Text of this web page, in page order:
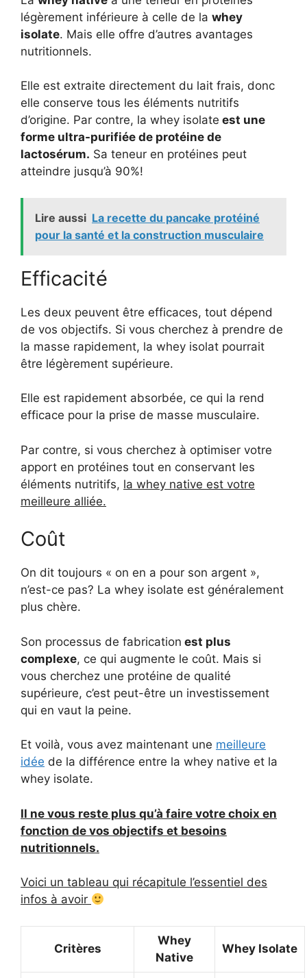
légèrement inférieure à celle de la whey
isolate. Mais elle offre d’autres avantages
nutritionnels.
Elle est extraite directement du lait frais, donc
elle conserve tous les éléments nutritifs
d’origine. Par contre, la whey isolate est une
forme ultra-purifiée de protéine de
lactosérum. Sa teneur en protéines peut
atteindre jusqu’à 90%!
Lire aussi La recette du pancake protéiné
pour la santé et la construction musculaire
Efficacité
Les deux peuvent être efficaces, tout dépend
de vos objectifs. Si vous cherchez à prendre de
la masse rapidement, la whey isolat pourrait
être légèrement supérieure.
Elle est rapidement absorbée, ce qui la rend
efficace pour la prise de masse musculaire.
Par contre, si vous cherchez à optimiser votre
apport en protéines tout en conservant les
éléments nutritifs, la whey native est votre
meilleure alliée.
Coût
On dit toujours « on en a pour son argent »,
n’est-ce pas? La whey isolate est généralement
plus chère.
Son processus de fabrication est plus
complexe, ce qui augmente le coût. Mais si
vous cherchez une protéine de qualité
supérieure, c’est peut-être un investissement
qui en vaut la peine.
Et voilà, vous avez maintenant une meilleure
idée de la différence entre la whey native et la
whey isolate.
Il ne vous reste plus qu’à faire votre choix en
fonction de vos objectifs et besoins
nutritionnels.
Voici un tableau qui récapitule l’essentiel des
infos à avoir
Critères
Whey
Native
Whey Isolate